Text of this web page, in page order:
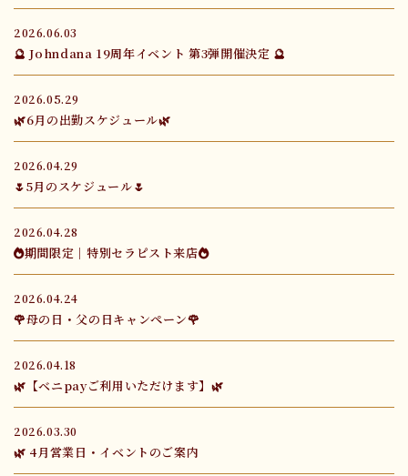
2026.06.03
🔮 Johndana 19周年イベント 第3弾開催決定 🔮
2026.05.29
🌿6月の出勤スケジュール🌿
2026.04.29
🌷5月のスケジュール🌷
2026.04.28
🔥期間限定｜特別セラピスト来店🔥
2026.04.24
🌹母の日・父の日キャンペーン🌹
2026.04.18
🌿【ベニpayご利用いただけます】🌿
2026.03.30
🌿 4月営業日・イベントのご案内